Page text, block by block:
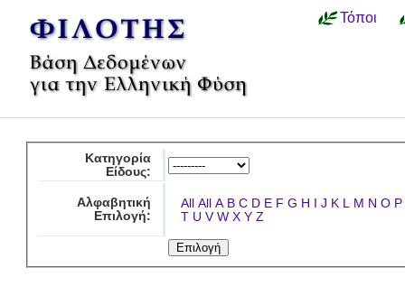
Τόποι
Κατηγορία
Είδους:
Αλφαβητική
Επιλογή:
All All A B C D E F G H I J K L M N O P
T U V W X Y Z